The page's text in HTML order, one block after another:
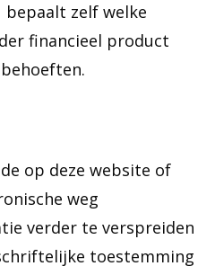
zelf welke
financieel product
op deze website of
weg
verder te verspreiden
toestemming